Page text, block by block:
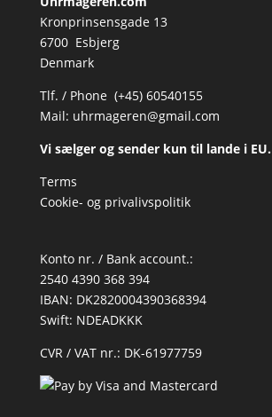
Kronprinsensgade 13
6700 Esbjerg
Denmark
Tlf. / Phone (+45) 60540155
Mail: uhrmageren@gmail.com
Vi sælger og sender kun til lande i EU.
Terms
Cookie- og privalivspolitik
Konto nr. / Bank account.:
2540 4390 368 394
IBAN: DK2820004390368394
Swift: NDEADKKK
CVR / VAT nr.: DK-61977759